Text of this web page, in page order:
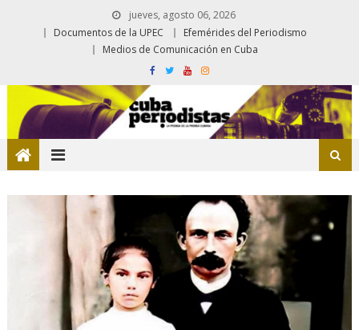
jueves, agosto 06, 2026
Documentos de la UPEC
Efemérides del Periodismo
Medios de Comunicación en Cuba